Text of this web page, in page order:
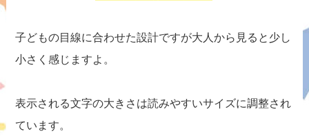
子どもの目線に合わせた設計ですが大人から見ると少し
小さく感じますよ。
表示される文字の大きさは読みやすいサイズに調整され
ています。